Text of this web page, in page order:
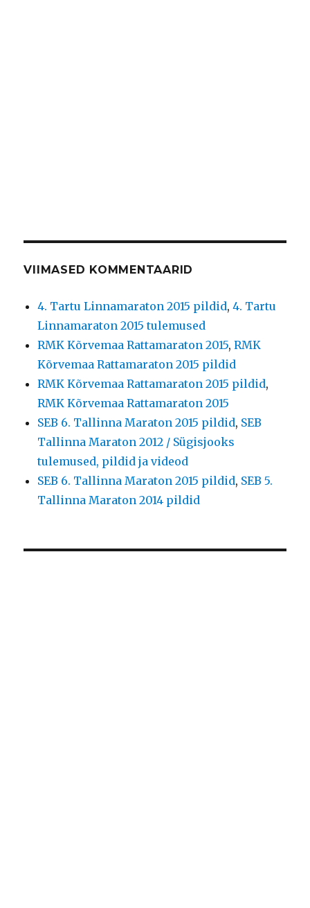
VIIMASED KOMMENTAARID
4. Tartu Linnamaraton 2015 pildid,4. Tartu
Linnamaraton 2015 tulemused
RMK Kõrvemaa Rattamaraton 2015,RMK
Kõrvemaa Rattamaraton 2015 pildid
RMK Kõrvemaa Rattamaraton 2015 pildid,
RMK Kõrvemaa Rattamaraton 2015
SEB 6. Tallinna Maraton 2015 pildid, SEB
Tallinna Maraton 2012 / Sügisjooks
tulemused, pildid ja videod
SEB 6. Tallinna Maraton 2015 pildid, SEB 5.
Tallinna Maraton 2014 pildid